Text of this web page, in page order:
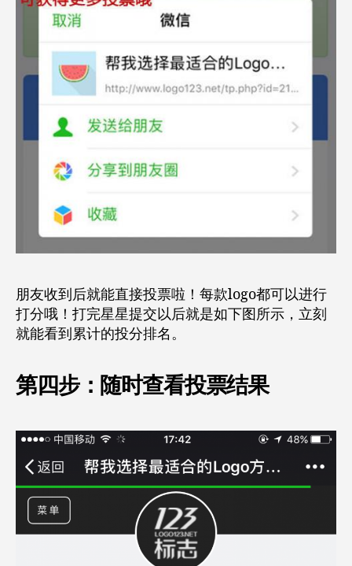
朋友收到后就能直接投票啦！每款logo都可以进行
打分哦！打完星星提交以后就是如下图所示，立刻
就能看到累计的投分排名。
第四步：随时查看投票结果